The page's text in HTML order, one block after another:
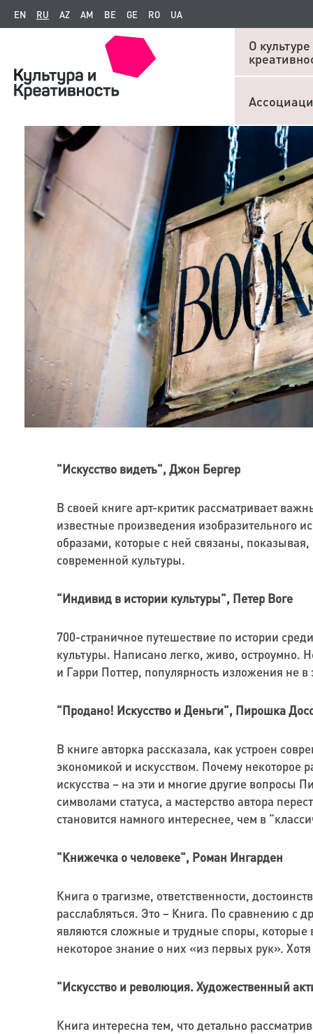
EN RU AZ AM BE GE RO UA
О культуре
"Искусство видеть", Джон Бергер
В своей книге арт-критик рассматривает
известные произведения изобразительного
образами, которые с ней связаны,
современной культуры.
"Индивид в истории культуры", Петер Воге
700-страничное путешествие по истории
культуры. Написано легко, живо, остроумно.
и Гарри Поттер, популярность изложения не
"Продано! Искусство и Деньги", Пирошка
В книге авторка рассказала, как устроен
экономикой и искусством. Почему
искусства – на эти и многие другие вопросы
символами статуса, а мастерство автора
становится намного интереснее, чем в
"Книжечка о человеке", Роман Ингарден
Книга о трагизме, ответственности,
расслабляться. Это – Книга. По сравнению с
являются сложные и трудные споры, которые
некоторое знание о них «из первых рук».
"Искусство и революция. Художественный
Книга интересна тем, что детально